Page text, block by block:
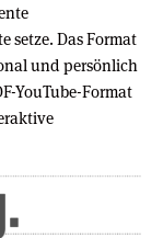
setze. Das Format
und persönlich
YouTube-Format